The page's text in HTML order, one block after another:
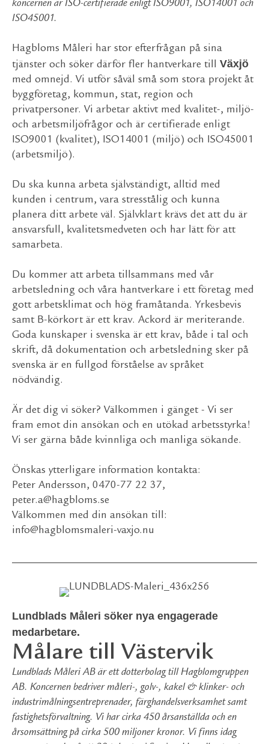
koncernen är ISO-certifierade enligt ISO9001, ISO14001 och
ISO45001.
Hagbloms Måleri har stor efterfrågan på sina
tjänster och söker därför fler hantverkare till Växjö
med omnejd. Vi utför såväl små som stora projekt åt
byggföretag, kommun, stat, region och
privatpersoner. Vi arbetar aktivt med kvalitet-, miljö-
och arbetsmiljöfrågor och är certifierade enligt
ISO9001 (kvalitet), ISO14001 (miljö) och ISO45001
(arbetsmiljö).
Du ska kunna arbeta självständigt, alltid med
kunden i centrum, vara stresstålig och kunna
planera ditt arbete väl. Självklart krävs det att du är
ansvarsfull, kvalitetsmedveten och har lätt för att
samarbeta.
Du kommer att arbeta tillsammans med vår
arbetsledning och våra hantverkare i ett företag med
gott arbetsklimat och hög framåtanda. Yrkesbevis
samt B-körkort är ett krav. Ackord är meriterande.
Goda kunskaper i svenska är ett krav, både i tal och
skrift, då dokumentation och arbetsledning sker på
svenska är en fullgod förståelse av språket
nödvändig.
Är det dig vi söker? Välkommen i gänget - Vi ser
fram emot din ansökan och en utökad arbetsstyrka!
Vi ser gärna både kvinnliga och manliga sökande.
Önskas ytterligare information kontakta:
Peter Andersson, 0470-77 22 37,
peter.a@hagbloms.se
Välkommen med din ansökan till:
info@hagblomsmaleri-vaxjo.nu
Lundblads Måleri söker nya engagerade
medarbetare.
Målare till Västervik
Lundblads Måleri AB är ett dotterbolag till Hagblomgruppen
AB. Koncernen bedriver måleri-, golv-, kakel & klinker- och
industrimålningsentreprenader, färghandelsverksamhet samt
fastighetsförvaltning. Vi har cirka 450 årsanställda och en
årsomsättning på cirka 500 miljoner kronor. Vi finns idag